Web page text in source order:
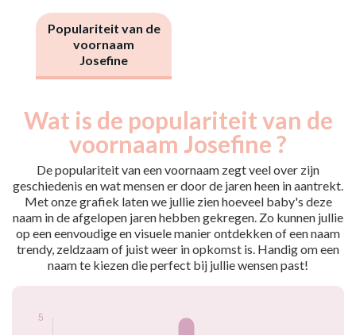
Populariteit van de
voornaam
Josefine
Wat is de populariteit van de
voornaam Josefine ?
De populariteit van een voornaam zegt veel over zijn
geschiedenis en wat mensen er door de jaren heen in aantrekt.
Met onze grafiek laten we jullie zien hoeveel baby's deze
naam in de afgelopen jaren hebben gekregen. Zo kunnen jullie
op een eenvoudige en visuele manier ontdekken of een naam
trendy, zeldzaam of juist weer in opkomst is. Handig om een
naam te kiezen die perfect bij jullie wensen past!
Popularité du
prénom Josefine
par année
Année
Nouveaux-
nés